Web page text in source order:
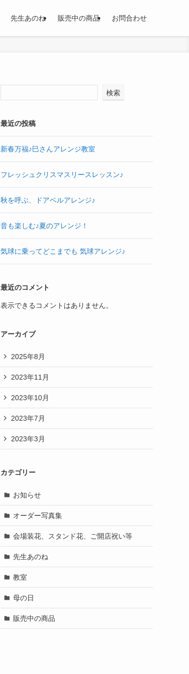
先生あのね 販売中の商品 お問合わせ
検索
最近の投稿
新春万福♪巳さんアレンジ教室
フレッシュクリスマスリースレッスン♪
秋を呼ぶ、ドアベルアレンジ♪
音も楽しむ♪夏のアレンジ！
気球に乗ってどこまでも 気球アレンジ♪
最近のコメント
表示できるコメントはありません。
アーカイブ
2025年8月
2023年11月
2023年10月
2023年7月
2023年3月
カテゴリー
お知らせ
オーダー写真集
会場装花、スタンド花、ご開店祝い等
先生あのね
教室
母の日
販売中の商品